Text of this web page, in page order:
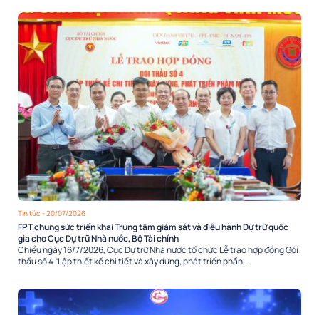
Tin tức - 20/07/2026
FPT chung sức triển khai Trung tâm giám sát và điều hành Dự trữ quốc
gia cho Cục Dự trữ Nhà nước, Bộ Tài chính
Chiều ngày 16/7/2026, Cục Dự trữ Nhà nước tổ chức Lễ trao hợp đồng Gói
thầu số 4 “Lập thiết kế chi tiết và xây dựng, phát triển phần...